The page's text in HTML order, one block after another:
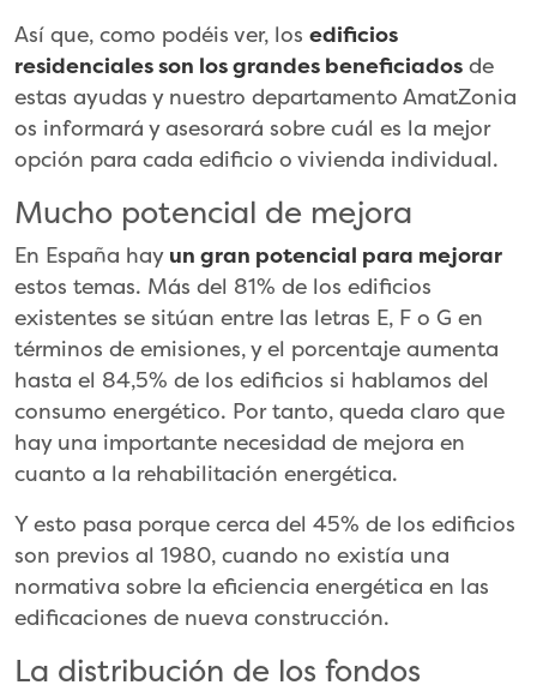
Así que, como podéis ver, los edificios
residenciales son los grandes beneficiados de
estas ayudas y nuestro departamento AmatZonia
os informará y asesorará sobre cuál es la mejor
opción para cada edificio o vivienda individual.
Mucho potencial de mejora
En España hay un gran potencial para mejorar
estos temas. Más del 81% de los edificios
existentes se sitúan entre las letras E, F o G en
términos de emisiones, y el porcentaje aumenta
hasta el 84,5% de los edificios si hablamos del
consumo energético. Por tanto, queda claro que
hay una importante necesidad de mejora en
cuanto a la rehabilitación energética.
Y esto pasa porque cerca del 45% de los edificios
son previos al 1980, cuando no existía una
normativa sobre la eficiencia energética en las
edificaciones de nueva construcción.
La distribución de los fondos